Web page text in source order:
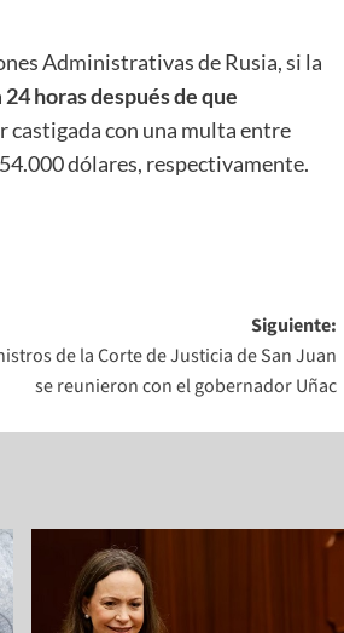
Administrativas de Rusia, si la
24 horas después de que
castigada con una multa entre
dólares, respectivamente.
Siguiente:
de la Corte de Justicia de San Juan
se reunieron con el gobernador Uñac